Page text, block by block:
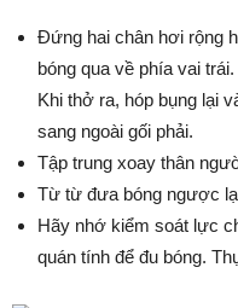
Đứng hai chân hơi rộng
bóng qua về phía vai trái.
Khi thở ra, hóp bụng lại
sang ngoài gối phải.
Tập trung xoay thân
Từ từ đưa bóng ngược
Hãy nhớ kiểm soát lực
quán tính để đu bóng.